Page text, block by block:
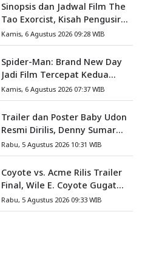
Sinopsis dan Jadwal Film The
Tao Exorcist, Kisah Pengusir
Setan Melawan Kutukan
Mematikan
Kamis, 6 Agustus 2026 09:28 WIB
Spider-Man: Brand New Day
Jadi Film Tercepat Kedua
yang Berhasil Tembus US$1
Miliar
Kamis, 6 Agustus 2026 07:37 WIB
Trailer dan Poster Baby Udon
Resmi Dirilis, Denny Sumargo
Angkat Kisah Nyata Fanny
Kondoh
Rabu, 5 Agustus 2026 10:31 WIB
Coyote vs. Acme Rilis Trailer
Final, Wile E. Coyote Gugat
Acme Corporation ke
Pengadilan
Rabu, 5 Agustus 2026 09:33 WIB